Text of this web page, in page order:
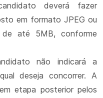
deverá fazer
em formato JPEG ou
de até 5MB, conforme
não indicará a
deseja concorrer. A
etapa posterior pelos